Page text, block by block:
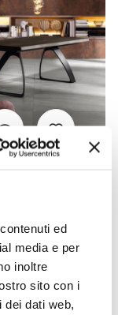
ed
media e per
inoltre
sito con i
dati web,
LIVING
Tisch mit
– Logan
CHF 2.151,33